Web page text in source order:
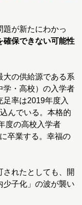
が新たにわかっ
確保できない可能性
の供給源である系
学・高校）の入学者
足率は2019年度入
んでいる。本格的
度の高校入学者
卒業する。幸福の
れたとしても、開
少子化」の波が襲い